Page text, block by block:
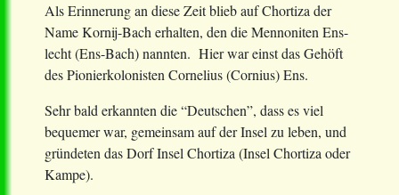
Als Erinnerung an diese Zeit blieb auf Chortiza der
Name Kornij-Bach erhalten, den die Mennoniten Ens-
lecht (Ens-Bach) nannten. Hier war einst das Gehöft
des Pionierkolonisten Cornelius (Cornius) Ens.
Sehr bald erkannten die “Deutschen”, dass es viel
bequemer war, gemeinsam auf der Insel zu leben, und
gründeten das Dorf Insel Chortiza (Insel Chortiza oder
Kampe).